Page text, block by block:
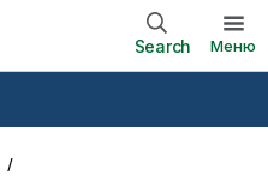
Search Меню